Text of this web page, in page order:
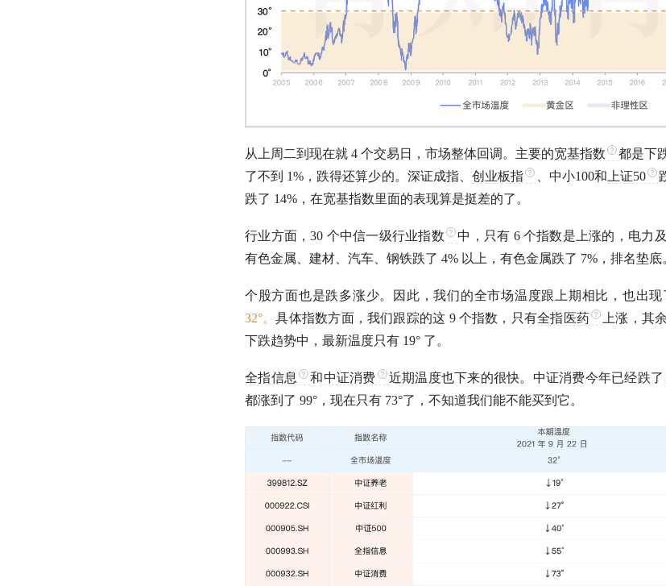
从上周二到现在就 4 个交易日，市场整体回调。主要的宽基指数 都是下
了不到 1%，跌得还算少的。深证成指、 创业板指 、中小100和 上证50
跌了 14%，在宽基指数里面的表现算是挺差的了。
行业方面，30 个中信一级行业指数
中，只有 6 个指数是上涨的，电力
有色金属、建材、汽车、钢铁跌了 4% 以上，有色金属跌了 7%，排名垫底
个股方面也是跌多涨少。因此，我们的全市场温度跟上期相比，也出
32°。具体指数方面，我们跟踪的这 9 个指数，只有全指医药 上涨，其
下跌趋势中，最新温度只有 19° 了。
全指信息 和中证消费 近期温度也下来的很快。 中证消费今年已经跌
都涨到了 99°，现在只有 73°了，不知道我们能不能买到它。